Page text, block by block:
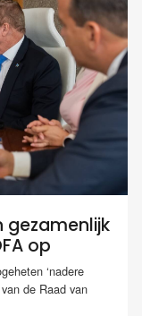
gezamenlijk
op
‘nadere
de Raad van